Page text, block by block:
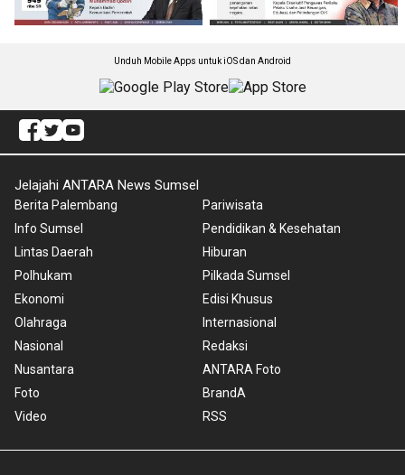
Unduh Mobile Apps untuk iOS dan Android
Jelajahi ANTARA News Sumsel
Berita Palembang
Info Sumsel
Lintas Daerah
Polhukam
Ekonomi
Olahraga
Nasional
Nusantara
Foto
Video
Pariwisata
Pendidikan & Kesehatan
Hiburan
Pilkada Sumsel
Edisi Khusus
Internasional
Redaksi
ANTARA Foto
BrandA
RSS